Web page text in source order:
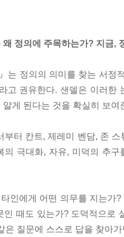
왜 정의에 주목하는가? 지금,
는 정의의 의미를 찾는 서
고 권유한다. 샌델은 이러한
게 된다는 것을 확실히 보여
부터 칸트, 제레미 벤담, 존
의 극대화, 자유, 미덕의 추
인에게 어떤 의무를 지는가
인 때도 있는가? 도덕적으로
은 질문에 스스로 답을 찾아